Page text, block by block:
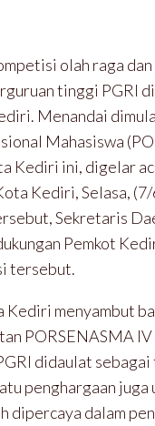
olah raga
tinggi PGRI
Menandai
Mahasiswa
Kediri ini, digelar
Kediri, Selasa,
Sekretaris
Pemkot
tersebut.
Kediri menyambut
PORSENASMA
didaulat sebagai
penghargaan juga
dipercaya dalam